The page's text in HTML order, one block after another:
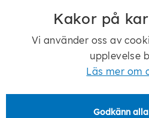
0505-17321
Kakor på
Vi använder oss av
upplevelse
Läs mer om
Godkänn